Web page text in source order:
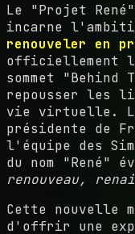
Le "Projet
incarne
renouveler en
officiellement
sommet
repousser les
vie virtuelle.
présidente de
l'équipe des
du nom "René"
renouveau,
Cette nouvelle
d'offrir une